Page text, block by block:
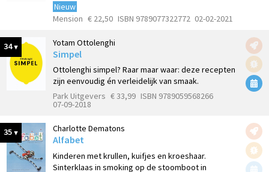
Nieuw
Mension € 22,50 ISBN 9789077322772 02-02-2021
34 Yotam Ottolenghi
Simpel
Ottolenghi simpel? Raar maar waar: deze recepten
zijn eenvoudig én verleidelijk van smaak.
Park Uitgevers € 33,99 ISBN 9789059568266
07-09-2018
35 Charlotte Dematons
Alfabet
Kinderen met krullen, kuifjes en kroeshaar.
Sinterklaas in smoking op de stoomboot in